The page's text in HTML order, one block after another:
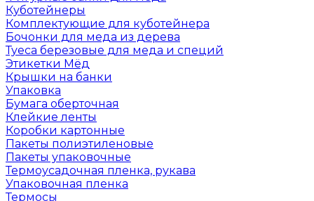
Куботейнеры
Комплектующие для куботейнера
Бочонки для меда из дерева
Туеса березовые для меда и специй
Этикетки Мёд
Крышки на банки
Упаковка
Бумага оберточная
Клейкие ленты
Коробки картонные
Пакеты полиэтиленовые
Пакеты упаковочные
Термоусадочная пленка, рукава
Упаковочная пленка
Термосы